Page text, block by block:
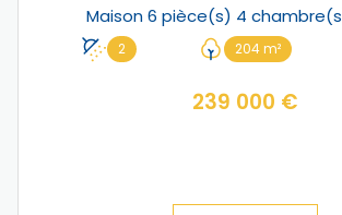
2 204 m²
239 000 €